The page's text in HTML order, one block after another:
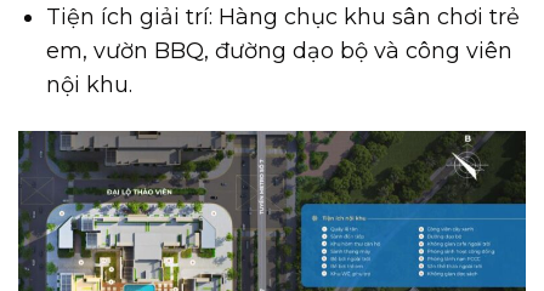
Tiện ích giải trí: Hàng chục khu sân chơi trẻ
em, vườn BBQ, đường dạo bộ và công viên
nội khu.